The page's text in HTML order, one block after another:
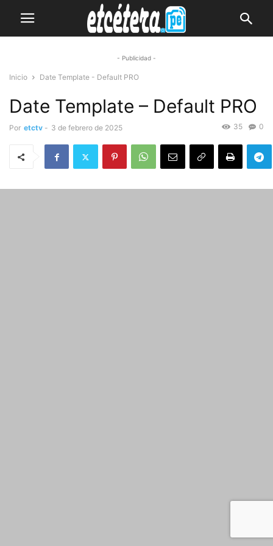
- Publicidad -
Inicio Date Template - Default PRO
Date Template – Default PRO
Por etctv - 3 de febrero de 2025 0
35